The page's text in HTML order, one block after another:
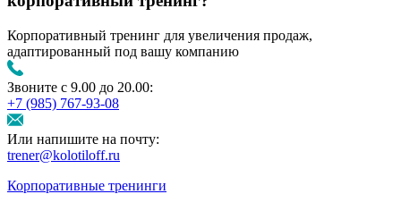
Корпоративный тренинг для увеличения продаж,
адаптированный под вашу компанию
Звоните с 9.00 до 20.00:
+7 (985) 767‑93‑08
Или напишите на почту:
trener@kolotiloff.ru
Корпоративные тренинги